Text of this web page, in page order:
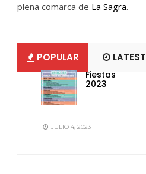
plena comarca de La Sagra.
POPULAR LATEST
Fiestas
2023
JULIO 4, 2023